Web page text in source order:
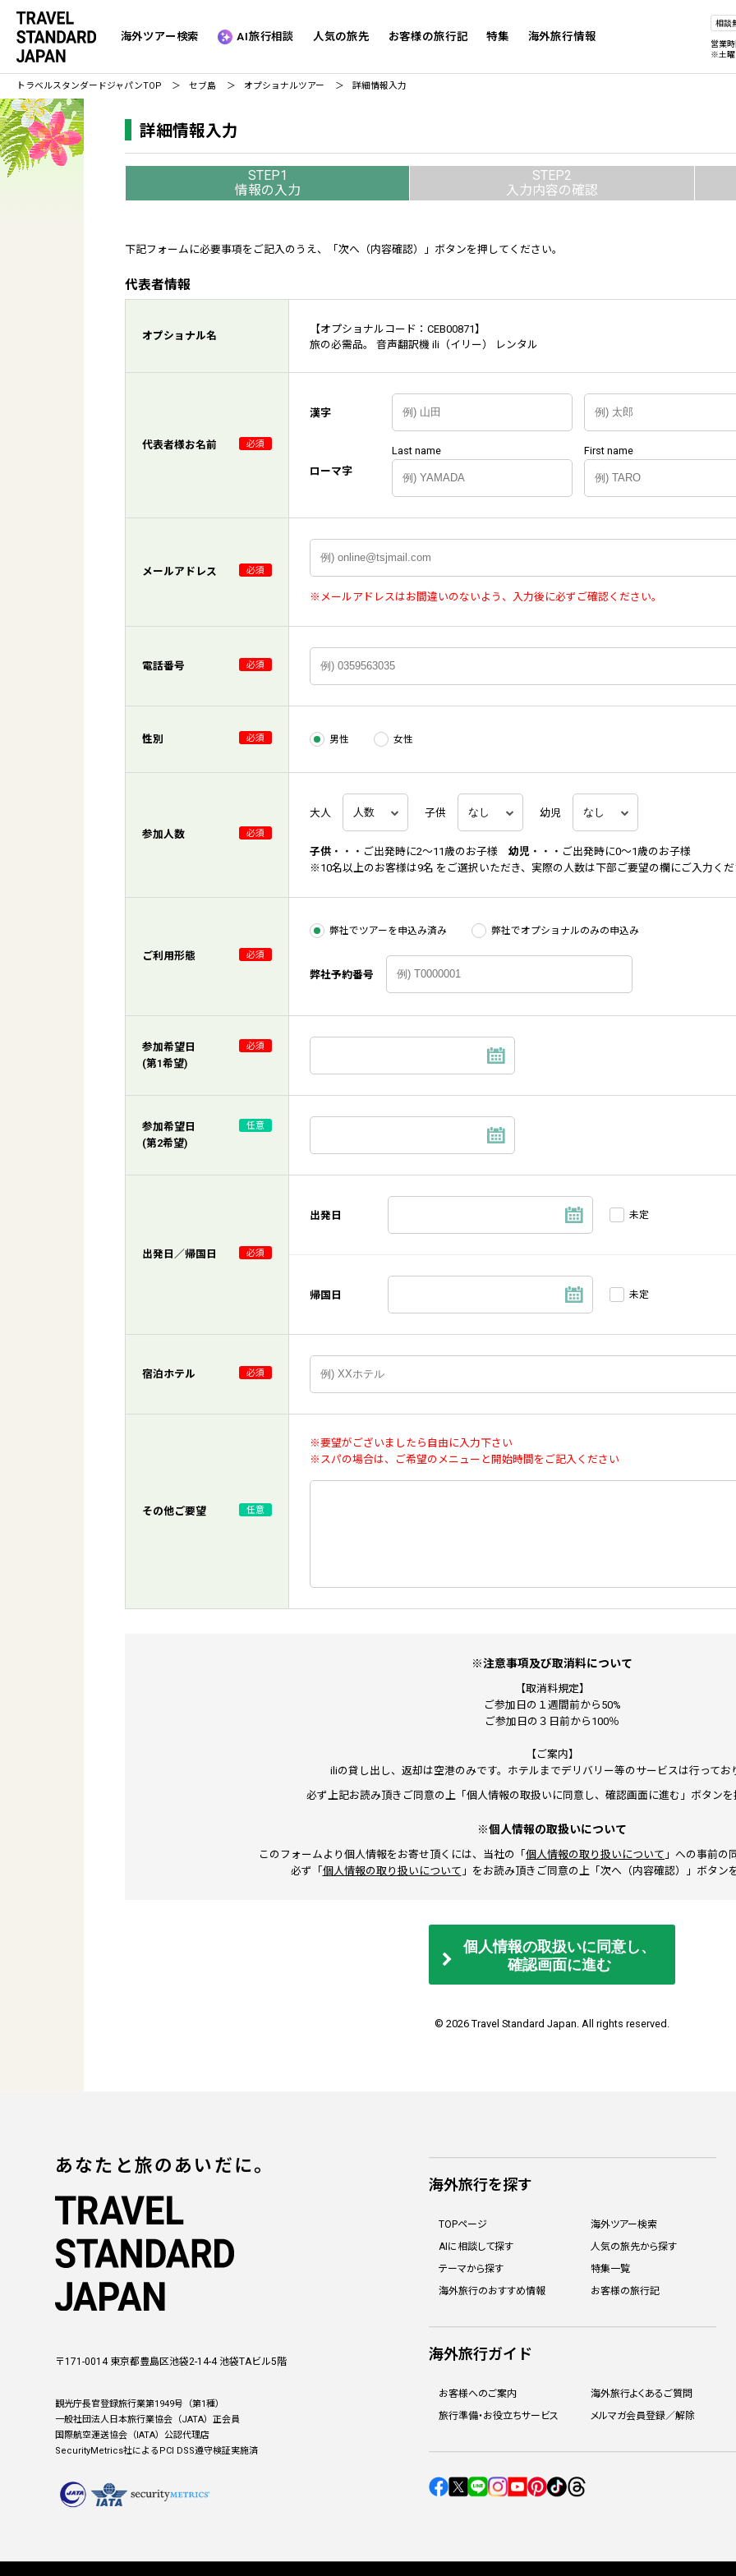
海外ツアー検索 AI旅行相談 人気の旅先 お客様の旅行記 特集 海外旅行情報
相談
営業
※土曜
トラベルスタンダードジャパンTOP セブ島 オプショナルツアー 詳細情報入力
詳細情報入力
STEP1
情報の入力
STEP2
入力内容の確認
下記フォームに必要事項をご記入のうえ、「次へ（内容確認）」ボタンを押してください。
代表者情報
オプショナル名
【オプショナルコード：CEB00871】
旅の必需品。 音声翻訳機 ili（イリー） レンタル
代表者様お名前 必須
漢字
ローマ字
Last name First name
メールアドレス 必須
※メールアドレスはお間違いのないよう、入力後に必ずご確認ください。
電話番号 必須
性別 必須 男性 女性
参加人数 必須
大人 子供 幼児
子供 ・・・ご出発時に2～11歳のお子様 幼児 ・・・ご出発時に0～1歳のお子様
※10名以上のお客様は9名 をご選択いただき、実際の人数は下部ご要望の欄にご入力く
ご利用形態 必須
弊社でツアーを申込み済み 弊社でオプショナルのみの申込み
弊社予約番号
参加希望日
(第1希望)
必須
参加希望日
(第2希望)
任意
出発日／帰国日 必須
出発日 未定
帰国日 未定
宿泊ホテル 必須
その他ご要望 任意
※要望がございましたら自由に入力下さい
※スパの場合は、ご希望のメニューと開始時間をご記入ください
※注意事項及び取消料について
【取消料規定】
ご参加日の１週間前から50%
ご参加日の３日前から100％
【ご案内】
iliの貸し出し、返却は空港のみです。ホテルまでデリバリー等のサービスは行ってお
必ず上記お読み頂きご同意の上「個人情報の取扱いに同意し、確認画面に進む」ボタン
※個人情報の取扱いについて
このフォームより個人情報をお寄せ頂くには、当社の「 個人情報の取り扱いについて 」への事前の
必ず「 個人情報の取り扱いについて 」をお読み頂きご同意の上「次へ（内容確認）」ボタン
個人情報の取扱いに同意し、
確認画面に進む
© 2026 Travel Standard Japan. All rights reserved.
あなたと旅のあいだに。
〒171-0014 東京都豊島区池袋2-14-4 池袋TAビル5階
観光庁長官登録旅行業第1949号（第1種）
一般社団法人日本旅行業協会（JATA）正会員
国際航空運送協会（IATA）公認代理店
SecurityMetrics社によるPCI DSS遵守検証実施済
海外旅行を探す
TOPページ
海外ツアー検索
AIに相談して探す
人気の旅先から探す
テーマから探す
特集一覧
海外旅行のおすすめ情報
お客様の旅行記
海外旅行ガイド
お客様へのご案内
海外旅行よくあるご質問
旅行準備・お役立ちサービス
メルマガ会員登録／解除